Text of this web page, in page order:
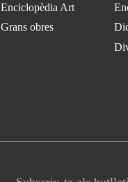
Enciclopèdia Art
Grans obres